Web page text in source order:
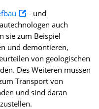
- und
auch
sie zum Beispiel
und demontieren,
von geologischen
Des Weiteren müssen
Transport von
und sind daran